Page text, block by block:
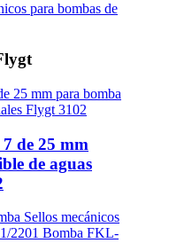
para bombas de
de 25 mm
de aguas